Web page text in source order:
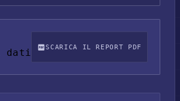
dati SCARICA IL REPORT PDF